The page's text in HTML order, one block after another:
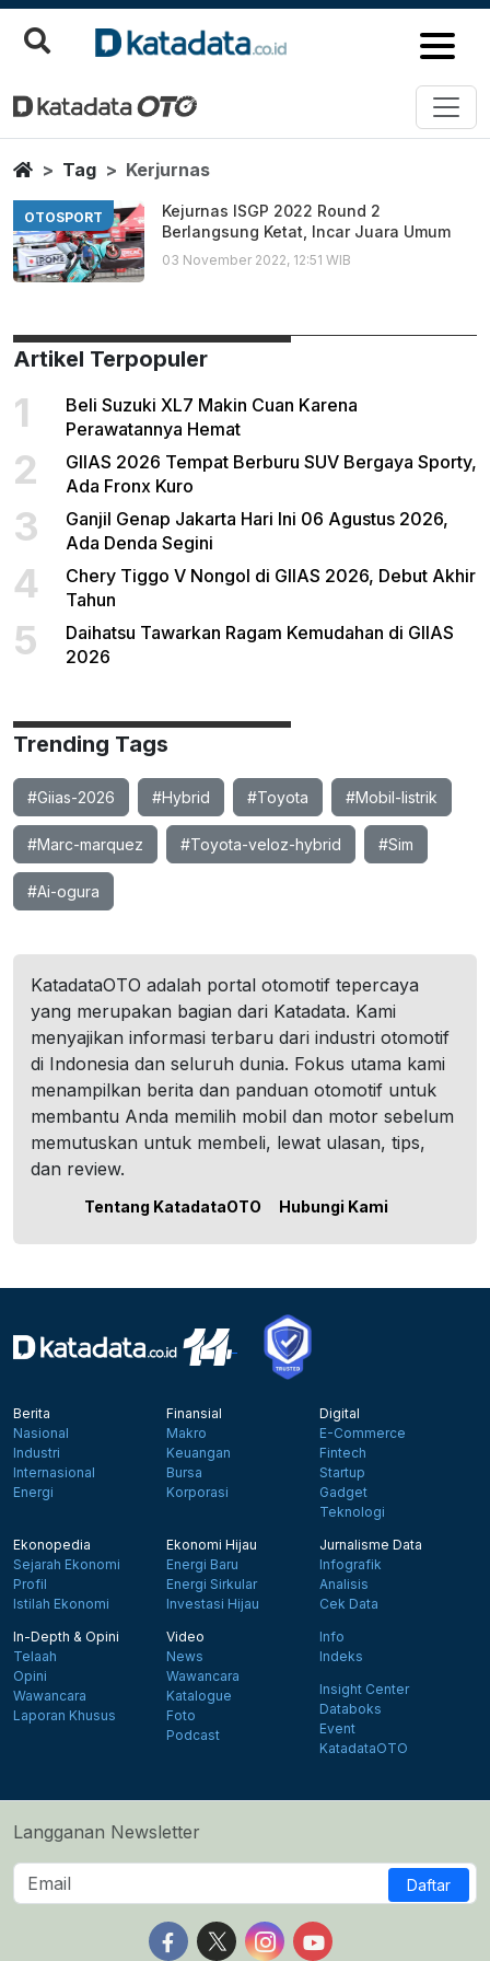
Kerjurnas
Berita Terbaru
HomeTag Kerjurnas
OTOSPORT
Kejurnas ISGP 2022 Round 2
Berlangsung Ketat, Incar Juara Umum
03 November 2022, 12:51 WIB
Artikel Terpopuler
1
Beli Suzuki XL7 Makin Cuan Karena
Perawatannya Hemat
2
GIIAS 2026 Tempat Berburu SUV Bergaya Sporty,
Ada Fronx Kuro
3
Ganjil Genap Jakarta Hari Ini 06 Agustus 2026,
Ada Denda Segini
4
Chery Tiggo V Nongol di GIIAS 2026, Debut Akhir
Tahun
5
Daihatsu Tawarkan Ragam Kemudahan di GIIAS
2026
Trending Tags
#Giias-2026 #Hybrid #Toyota #Mobil-listrik
#Marc-marquez #Toyota-veloz-hybrid #Sim
#Ai-ogura
KatadataOTO adalah portal otomotif tepercaya
yang merupakan bagian dari Katadata. Kami
menyajikan informasi terbaru dari industri otomotif
di Indonesia dan seluruh dunia. Fokus utama kami
menampilkan berita dan panduan otomotif untuk
membantu Anda memilih mobil dan motor sebelum
memutuskan untuk membeli, lewat ulasan, tips,
dan review.
Tentang KatadataOTO Hubungi Kami
Berita
Nasional
Industri
Internasional
Energi
Finansial
Makro
Keuangan
Bursa
Korporasi
Digital
E-Commerce
Fintech
Startup
Gadget
Teknologi
Ekonopedia
Sejarah Ekonomi
Profil
Istilah Ekonomi
Ekonomi Hijau
Energi Baru
Energi Sirkular
Investasi Hijau
Jurnalisme Data
Infografik
Analisis
Cek Data
In-Depth & Opini
Telaah
Opini
Wawancara
Laporan Khusus
Video
News
Wawancara
Katalogue
Foto
Podcast
Info
Indeks
Insight Center
Databoks
Event
KatadataOTO
Langganan Newsletter
Daftar
Follow us on Facebook
Follow us on X
Follow us on Instagram
Follow us on